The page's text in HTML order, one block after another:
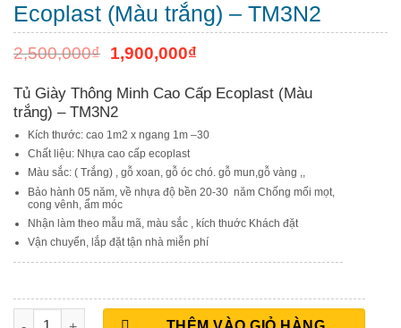
Ecoplast (Màu trắng) – TM3N2
2,500,000₫ 1,900,000₫
Tủ Giày Thông Minh Cao Cấp Ecoplast (Màu
trắng) – TM3N2
Kích thước: cao 1m2 x ngang 1m –30
Chất liệu: Nhựa cao cấp ecoplast
Màu sắc: ( Trắng) , gỗ xoan, gỗ óc chó. gỗ mun,gỗ vàng ,,
Bảo hành 05 năm, về nhựa độ bền 20-30 năm Chống mối mọt,
cong vênh, ẩm móc
Nhận làm theo mẫu mã, màu sắc , kích thuớc Khách đặt
Vận chuyển, lắp đặt tận nhà miễn phí
Tủ Giày Thông Minh Cao Cấp Ecoplast (Màu trắng) – TM3N2